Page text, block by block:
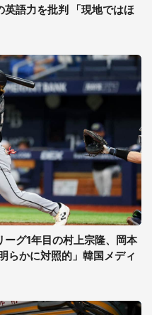
語力を批判 「現地ではほ
ーグ1年目の村上宗隆、岡本
らかに対照的」韓国メディ